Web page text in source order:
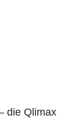
die Qlimax